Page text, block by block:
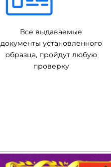
Все выдаваемые
документы установленного
образца, пройдут любую
проверку